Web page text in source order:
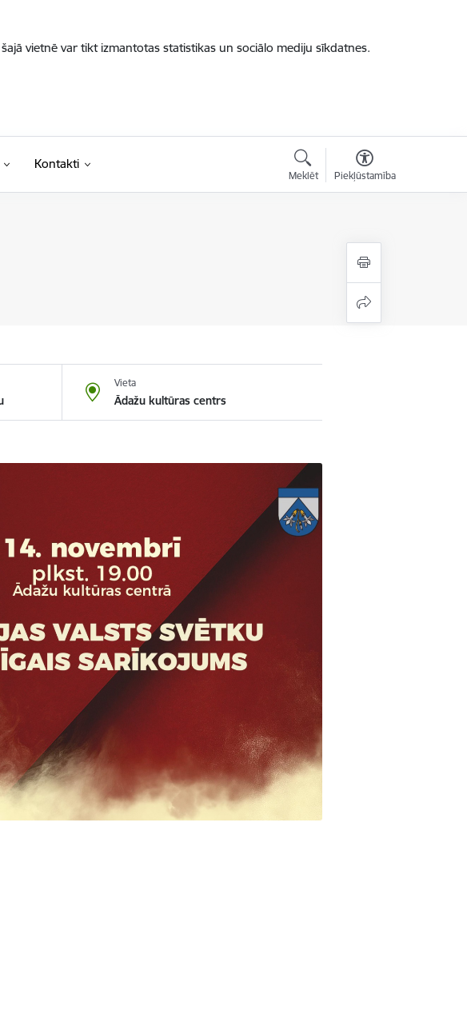
vietnē var tikt izmantotas statistikas un sociālo mediju sīkdatnes.
Kontakti
Meklēt Piekļūstamība
Vieta
Ādažu kultūras centrs